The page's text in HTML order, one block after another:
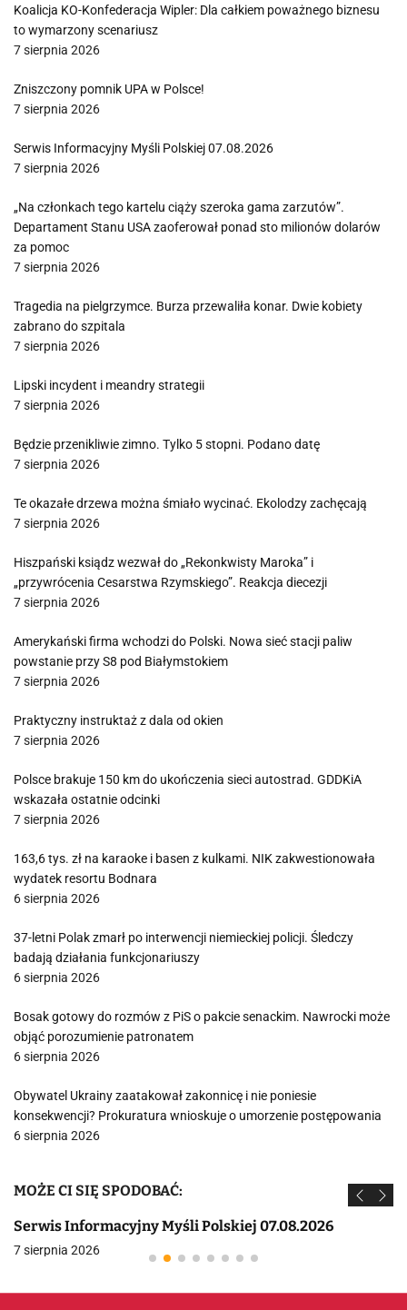
Koalicja KO-Konfederacja Wipler: Dla całkiem poważnego biznesu
to wymarzony scenariusz
7 sierpnia 2026
Zniszczony pomnik UPA w Polsce!
7 sierpnia 2026
Serwis Informacyjny Myśli Polskiej 07.08.2026
7 sierpnia 2026
„Na członkach tego kartelu ciąży szeroka gama zarzutów”.
Departament Stanu USA zaoferował ponad sto milionów dolarów
za pomoc
7 sierpnia 2026
Tragedia na pielgrzymce. Burza przewaliła konar. Dwie kobiety
zabrano do szpitala
7 sierpnia 2026
Lipski incydent i meandry strategii
7 sierpnia 2026
Będzie przenikliwie zimno. Tylko 5 stopni. Podano datę
7 sierpnia 2026
Te okazałe drzewa można śmiało wycinać. Ekolodzy zachęcają
7 sierpnia 2026
Hiszpański ksiądz wezwał do „Rekonkwisty Maroka” i
„przywrócenia Cesarstwa Rzymskiego”. Reakcja diecezji
7 sierpnia 2026
Amerykański firma wchodzi do Polski. Nowa sieć stacji paliw
powstanie przy S8 pod Białymstokiem
7 sierpnia 2026
Praktyczny instruktaż z dala od okien
7 sierpnia 2026
Polsce brakuje 150 km do ukończenia sieci autostrad. GDDKiA
wskazała ostatnie odcinki
7 sierpnia 2026
163,6 tys. zł na karaoke i basen z kulkami. NIK zakwestionowała
wydatek resortu Bodnara
6 sierpnia 2026
37-letni Polak zmarł po interwencji niemieckiej policji. Śledczy
badają działania funkcjonariuszy
6 sierpnia 2026
Bosak gotowy do rozmów z PiS o pakcie senackim. Nawrocki może
objąć porozumienie patronatem
6 sierpnia 2026
Obywatel Ukrainy zaatakował zakonnicę i nie poniesie
konsekwencji? Prokuratura wnioskuje o umorzenie postępowania
6 sierpnia 2026
MOŻE CI SIĘ SPODOBAĆ:
Serwis Informacyjny Myśli Polskiej 07.08.2026
7 sierpnia 2026